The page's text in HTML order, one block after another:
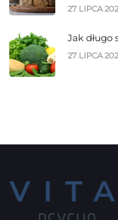
27 LIPCA
Jak długo
27 LIPCA